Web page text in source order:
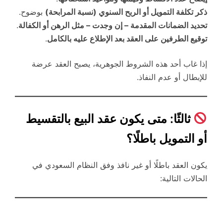
ذكر تكلفة التمويل أو الربح السنوي (نسبة المرابحة) بوضوح.
تحديد الضمانات المقدمة – إن وجدت – مثل الرهن أو الكفالة.
توقيع الطرفين على العقد بعد الإطلاع عليه بالكامل.
إذا غاب أحد هذه الشروط الجوهرية، يصبح العقد عرضة
للإبطال أو عدم النفاذ.
ثالثًا: متى يكون عقد البيع بالتقسيط
أو التمويل باطلًا؟
يكون العقد باطلًا أو غير نافذ وفق النظام السعودي في
الحالات التالية: